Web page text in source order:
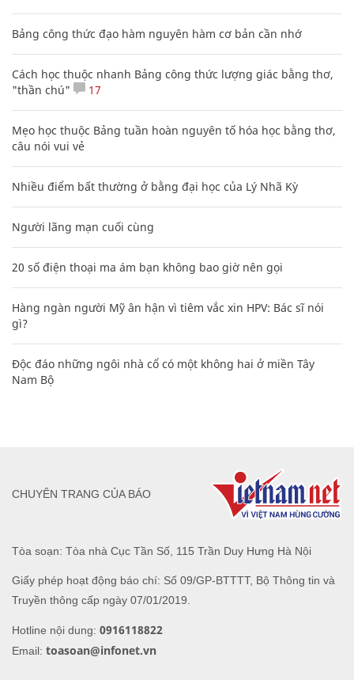
Bảng công thức đạo hàm nguyên hàm cơ bản cần nhớ
Cách học thuộc nhanh Bảng công thức lượng giác bằng thơ,
"thần chú"
17
Mẹo học thuộc Bảng tuần hoàn nguyên tố hóa học bằng thơ,
câu nói vui vẻ
Nhiều điểm bất thường ở bằng đại học của Lý Nhã Kỳ
Người lãng mạn cuối cùng
20 số điện thoại ma ám bạn không bao giờ nên gọi
Hàng ngàn người Mỹ ân hận vì tiêm vắc xin HPV: Bác sĩ nói
gì?
Độc đáo những ngôi nhà cổ có một không hai ở miền Tây
Nam Bộ
Tòa soạn: Tòa nhà Cục Tần Số, 115 Trần Duy Hưng Hà Nội
Giấy phép hoạt động báo chí: Số 09/GP-BTTTT, Bộ Thông tin và
Truyền thông cấp ngày 07/01/2019.
Hotline nội dung: 0916118822
Email: toasoan@infonet.vn
CHUYÊN TRANG CỦA BÁO